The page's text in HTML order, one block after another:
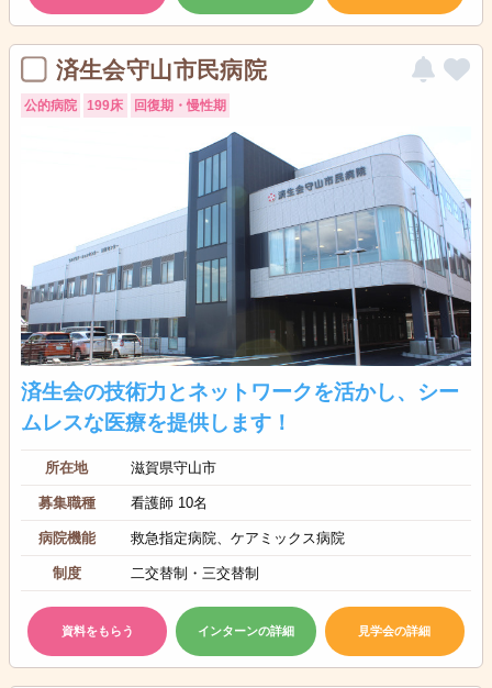
済生会守山市民病院
公的病院 199床 回復期・慢性期
済生会の技術力とネットワークを活かし、シー
ムレスな医療を提供します！
所在地 滋賀県守山市
募集職種 看護師 10名
病院機能 救急指定病院、ケアミックス病院
制度 二交替制・三交替制
資料をもらう インターンの詳細 見学会の詳細